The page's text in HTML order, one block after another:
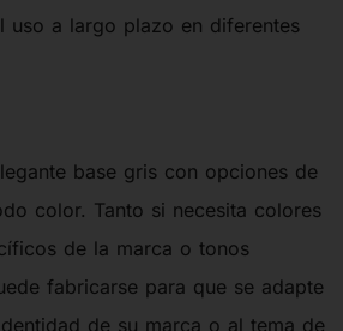
uso a largo plazo en diferentes
base gris con opciones de
color. Tanto si necesita colores
de la marca o tonos
fabricarse para que se adapte
de su marca o al tema de